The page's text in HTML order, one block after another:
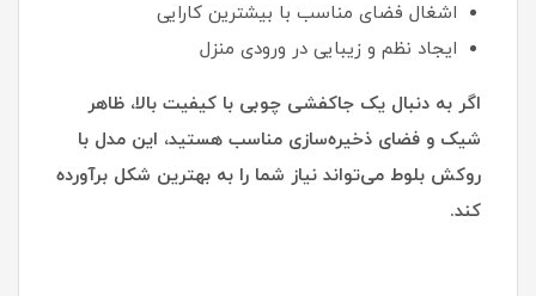
اشغال فضای مناسب با بیشترین کارایی
ایجاد نظم و زیبایی در ورودی منزل
اگر به دنبال یک جاکفشی چوبی با کیفیت بالا، ظاهر
شیک و فضای ذخیره‌سازی مناسب هستید، این مدل با
روکش بلوط می‌تواند نیاز شما را به بهترین شکل برآورده
کند.